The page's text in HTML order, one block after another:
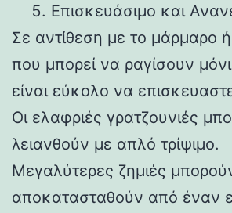
Επισκευάσιμο και
Σε αντίθεση με το μάρμαρο ή
που μπορεί να ραγίσουν
είναι εύκολο να
Οι ελαφριές γρατζουνιές
λειανθούν με απλό τρίψιμο.
Μεγαλύτερες ζημιές
αποκατασταθούν από έναν